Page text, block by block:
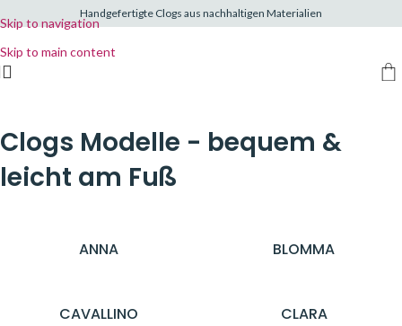
Skip to navigation
Skip to main content
Handgefertigte Clogs aus nachhaltigen Materialien
Clogs Modelle - bequem &
leicht am Fuß
ANNA BLOMMA
CAVALLINO CLARA